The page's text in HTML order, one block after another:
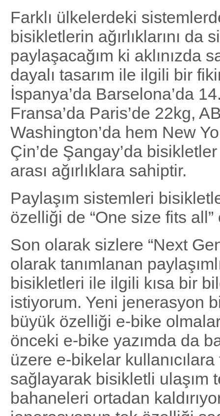
Farklı ülkelerdeki
bisikletlerin ağırlıklarını da
paylaşacağım ki aklınızda
dayalı tasarım ile ilgili bir
İspanya’da Barselona’da
Fransa’da Paris’de 22kg,
Washington’da hem New
Çin’de Şangay’da
arası ağırlıklara sahiptir.
Paylaşım sistemleri
özelliği de “One size fits all”
Son olarak sizlere “Next
olarak tanımlanan
bisikletleri ile ilgili kısa bir
istiyorum. Yeni jenerasyon
büyük özelliği e-bike
önceki e-bike yazımda da
üzere e-bikelar
sağlayarak bisikletli ulaşım
bahaneleri ortadan